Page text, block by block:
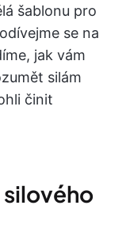
šablonu pro
se na
jak vám
silám
činit
silového